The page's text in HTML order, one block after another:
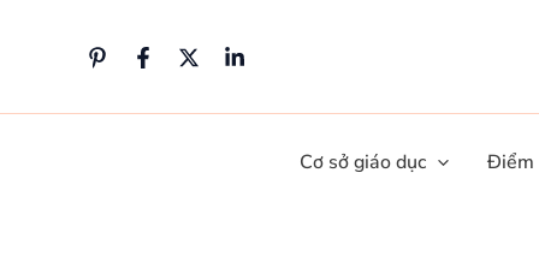
Cơ sở giáo dục Điểm